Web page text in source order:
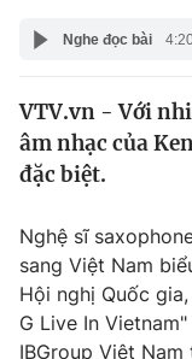
Y tế
Thế giới
Tin tức
Câu chuyện quốc
Kinh tế
Tài chính
Thị trường
Góc doanh nghiệp
Dữ liệu và đời
Truyền hình
Nghe đọc bài
VTV.vn - Với
âm nhạc của
đặc biệt.
Nghệ sĩ
sang Việt Nam
Hội nghị Quốc
G Live In
IBGroup Việt Nam